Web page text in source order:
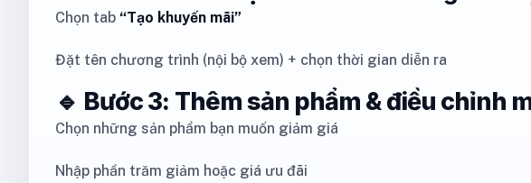
Chọn tab “Tạo khuyến mãi”
Đặt tên chương trình (nội bộ xem) + chọn thời gian diễn ra
🔹 Bước 3: Thêm sản phẩm & điều chỉnh
Chọn những sản phẩm bạn muốn giảm giá
Nhập phần trăm giảm hoặc giá ưu đãi